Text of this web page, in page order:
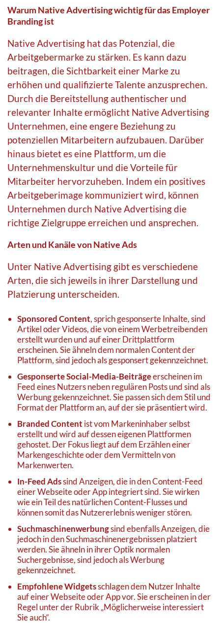
Warum Native Advertising wichtig für das Employer
Branding ist
Native Advertising hat das Potenzial, die
Arbeitgebermarke zu stärken. Es kann dazu
beitragen, die Sichtbarkeit einer Marke zu
erhöhen und qualifizierte Talente anzusprechen.
Durch die Bereitstellung authentischer und
relevanter Inhalte ermöglicht Native Advertising
Unternehmen, eine engere Beziehung zu
potenziellen Mitarbeitern aufzubauen. Darüber
hinaus bietet es eine Plattform, um die
Unternehmenskultur und die Vorteile für
Mitarbeiter hervorzuheben. Indem ein positives
Arbeitgeberimage kommuniziert wird, können
Unternehmen durch Native Advertising die
richtige Zielgruppe erreichen und ansprechen.
Arten und Kanäle von Native Ads
Unter Native Advertising gibt es verschiedene
Arten, die sich jeweils in ihrer Darstellung und
Platzierung unterscheiden.
Sponsored Content, sprich gesponserte Inhalte, sind
Artikel oder Videos, die von einem Werbetreibenden
erstellt wurden und auf einer Drittplattform
erscheinen. Sie ähneln dem normalen Content der
Plattform, sind jedoch als gesponsert gekennzeichnet.
Gesponserte Social-Media-Beiträgeerscheinen im
Feed eines Nutzers neben regulären Posts und sind als
Werbung gekennzeichnet. Sie passen sich dem Stil und
Format der Plattform an, auf der sie präsentiert wird.
Branded Content ist vom Markeninhaber selbst
erstellt und wird auf dessen eigenen Plattformen
gehostet. Der Fokus liegt auf dem Erzählen einer
Markengeschichte oder dem Vermitteln von
Markenwerten.
In-Feed Adssind Anzeigen, die in den Content-Feed
einer Webseite oder App integriert sind. Sie wirken
wie ein Teil des natürlichen Content-Flusses und
können somit das Nutzererlebnis weniger stören.
Suchmaschinenwerbungsind ebenfalls Anzeigen, die
jedoch in den Suchmaschinenergebnissen platziert
werden. Sie ähneln in ihrer Optik normalen
Suchergebnisse, sind jedoch als Werbung
gekennzeichnet.
Empfohlene Widgetsschlagen dem Nutzer Inhalte
auf einer Webseite oder App vor. Sie erscheinen in der
Regel unter der Rubrik „Möglicherweise interessiert
Sie auch“.